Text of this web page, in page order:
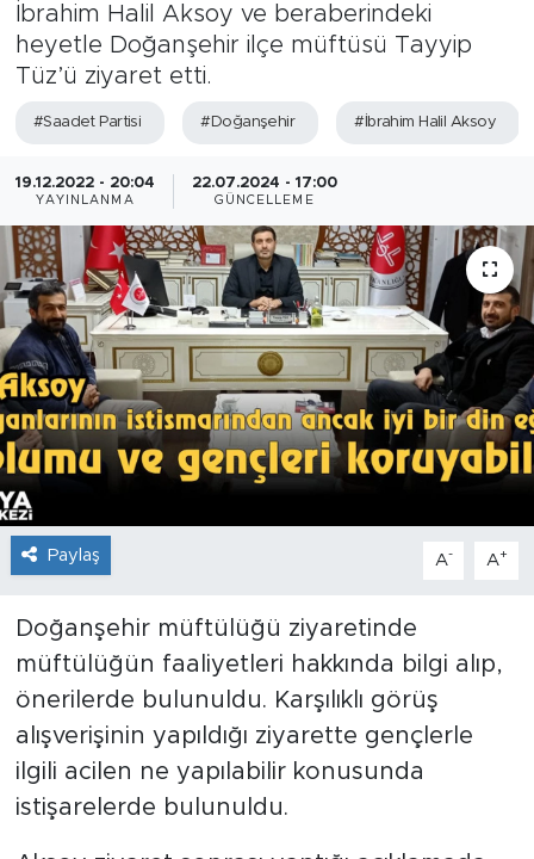
İbrahim Halil Aksoy ve beraberindeki
heyetle Doğanşehir ilçe müftüsü Tayyip
Tüz’ü ziyaret etti.
#Saadet Partisi #Doğanşehir #İbrahim Halil Aksoy
19.12.2022 - 20:04
YAYINLANMA
22.07.2024 - 17:00
GÜNCELLEME
Paylaş A- A+
Doğanşehir müftülüğü ziyaretinde
müftülüğün faaliyetleri hakkında bilgi alıp,
önerilerde bulunuldu. Karşılıklı görüş
alışverişinin yapıldığı ziyarette gençlerle
ilgili acilen ne yapılabilir konusunda
istişarelerde bulunuldu.
Kültür
Dünya
Spor
Yazıhan
Kuluncak
Yeşilyurt
Akçadağ
Arapgir
Battalgazi